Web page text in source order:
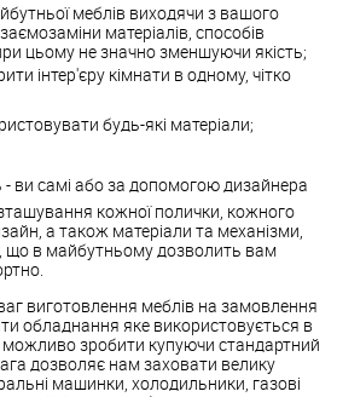
меблів виходячи з вашого
матеріалів, способів
цьому не значно зменшуючи якість;
інтер'єру кімнати в одному, чітко
будь-які матеріали;
- ви самі або за допомогою дизайнера
кожної полички, кожного
а також матеріали та механізми,
що в майбутньому дозволить вам
виготовлення меблів на замовлення
обладнання яке використовується в
можливо зробити купуючи стандартний
дозволяє нам заховати велику
машинки, холодильники, газові